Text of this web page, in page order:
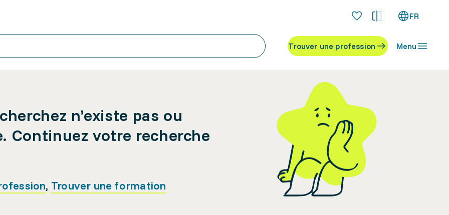
FR
Trouver une profession Menu
n’existe pas ou
Continuez votre recherche
, Trouver une formation